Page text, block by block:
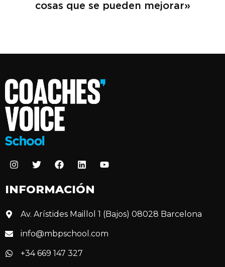
cosas que se pueden mejorar»
INFORMACIÓN
Av. Arístides Maillol 1 (Bajos) 08028 Barcelona
info@mbpschool.com
+34 669 147 327